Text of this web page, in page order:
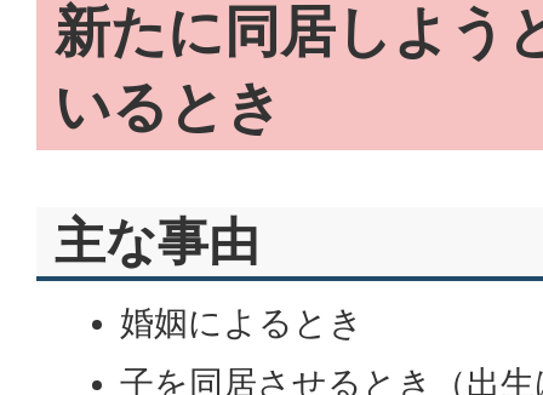
新たに同居しよう
いるとき
主な事由
婚姻によるとき
子を同居させるとき（出